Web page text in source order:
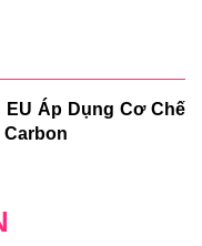
EU Áp Dụng Cơ Chế